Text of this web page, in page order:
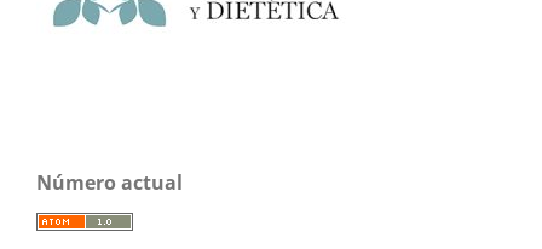
Número actual